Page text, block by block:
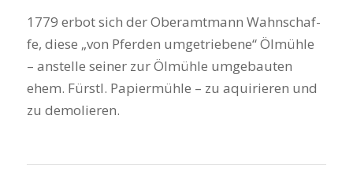
1779 erbot sich der Ober­amt­mann Wahn­schaf­
fe, die­se „von Pfer­den umge­trie­be­ne“ Ölmüh­le
– anstel­le sei­ner zur Ölmüh­le umge­bau­ten
ehem. Fürstl. Papier­müh­le – zu aqui­rie­ren und
zu demo­lie­ren.